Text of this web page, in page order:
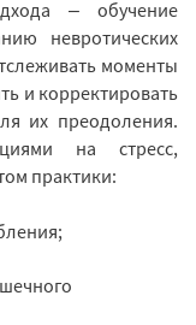
– обучение
невротических
моменты
и корректировать
их преодоления.
на стресс,
практики: